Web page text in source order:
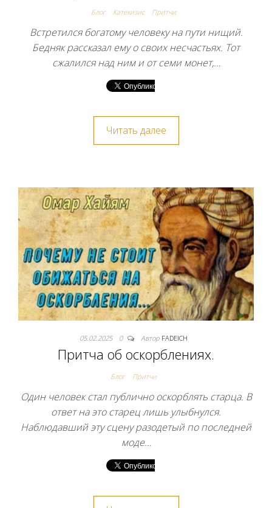
Блог Катехизис Притчи
Встретился богатому человеку на пути нищий.
Бедняк рассказал ему о своих несчастьях. Тот
сжалился над ним и от семи монет,…
Читать далее
05.02.2025 0 Автор FADEICH
Притча об оскорблениях.
Блог Притчи
Один человек стал публично оскорблять старца. В
ответ на это старец лишь улыбнулся.
Наблюдавший эту сцену разодетый по последней
моде…